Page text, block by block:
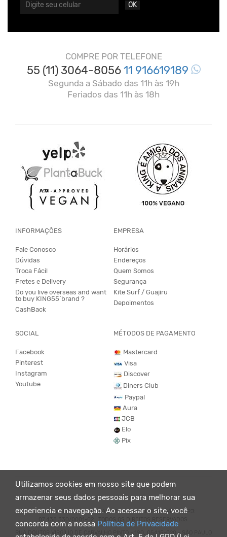
Utilizamos cookies em nosso site que podem
armazenar seus dados pessoais para melhorar sua
experiencia e navegação. Ao acessar o site, você
concorda com a nossa Política de Privacidade
OK
COMPRE POR TELEFONE
55 (11) 3064-805611 916619189
Segunda a Sábado das 11h às 19h
Feriados das 11h às 18h
INFORMAÇÕES
Fale Conosco
Dúvidas
Troca Fácil
Fretes e Delivery
Do you live overseas and want
to buy KING55´brand ?
CashBack
EMPRESA
Horários
Endereços
Quem Somos
Segurança
Kite Surf / Guajiru
Depoimentos
SOCIAL
Facebook
Pinterest
Instagram
Youtube
MÉTODOS DE PAGAMENTO
Mastercard
Visa
Discover
Diners Club
Paypal
Aura
JCB
Elo
Pix
© KING55 - LOJA DE ROUPAS VEGANO E SUSTENTÁVEL. CNPJ:
07.438.330/0001-02 . TODOS OS DIREITOS RESERVADOS.
RUA DOUTOR VIRGÍLIO DE CARVALHO PINTO - 190, 05415-020 - SÃO PAULO